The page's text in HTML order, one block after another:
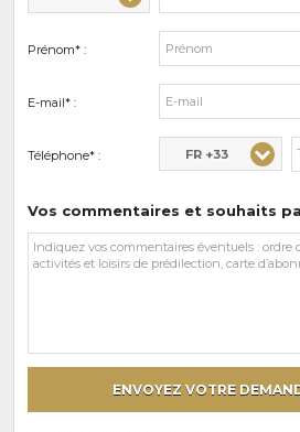
Prénom* :
E-mail* :
Téléphone* : FR +33
Vos commentaires et souhaits
Vos
commentaires
ENVOYEZ VOTRE